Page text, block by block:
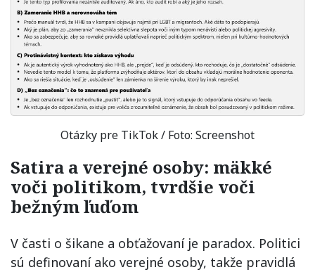
Otázky pre TikTok / Foto: Screenshot
Satira a verejné osoby: mäkké
voči politikom, tvrdšie voči
bežným ľuďom
V časti o šikane a obťažovaní je paradox. Politici
sú definovaní ako verejné osoby, takže pravidlá